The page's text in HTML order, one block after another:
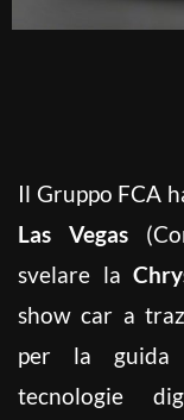
Il Gruppo FCA
Las Vegas
svelare la
show car a
per la guida
tecnologie